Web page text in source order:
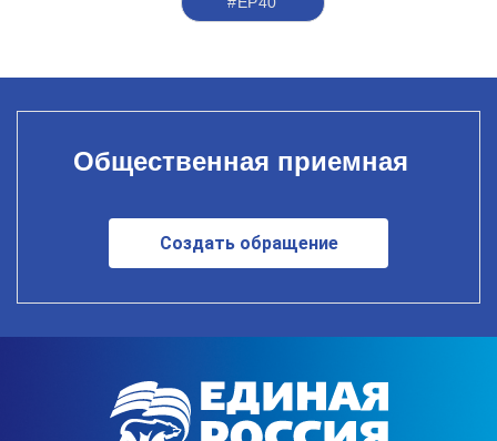
Общественная приемная
Создать обращение